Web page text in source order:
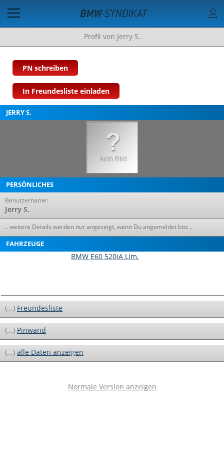
Profil von Jerry S.
PN schreiben
In Freundesliste einladen
JERRY S.
PERSÖNLICHES
Benutzername:
Jerry S.
.. weitere Details werden nur angezeigt, wenn Du angemeldet bist ..
FAHRZEUGE
BMW E60 520iA Lim.
(...) Freundesliste
(...) Pinwand
(...) alle Daten anzeigen
Normale Version anzeigen